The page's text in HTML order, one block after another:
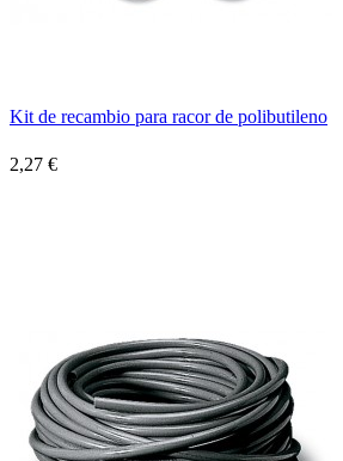
Kit de recambio para racor de polibutileno
2,27 €